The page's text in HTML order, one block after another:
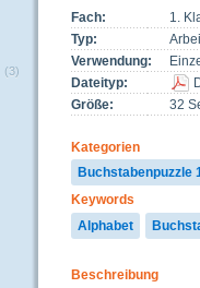
(3)
Fach:
1.
Typ:
Verwendung:
Dateityp:
Größe:
32
Kategorien
Buchstabenpuzzle
Keywords
Alphabet
Beschreibung